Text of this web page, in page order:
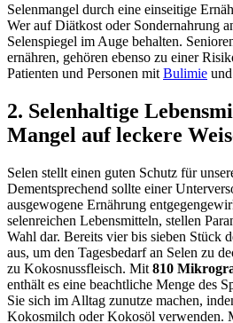
Selenmangel durch eine einseitige
Wer auf Diätkost oder Sondernahrung
Selenspiegel im Auge behalten.
ernähren, gehören ebenso zu einer
Patienten und Personen mit Bulimie
2. Selenhaltige
Mangel auf leckere
Selen stellt einen guten Schutz für
Dementsprechend sollte einer
ausgewogene Ernährung
selenreichen Lebensmitteln, stellen
Wahl dar. Bereits vier bis sieben Stück
aus, um den Tagesbedarf an Selen zu
zu Kokosnussfleisch. Mit 810
enthält es eine beachtliche Menge des
Sie sich im Alltag zunutze machen,
Kokosmilch oder Kokosöl verwenden.